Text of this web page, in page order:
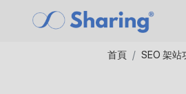
首頁 SEO 架站